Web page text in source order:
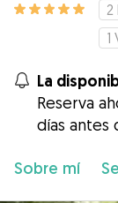
2
1
La
Reserva
días antes
Sobre mí